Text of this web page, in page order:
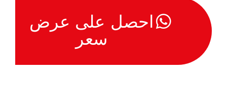
احصل على عرض
سعر